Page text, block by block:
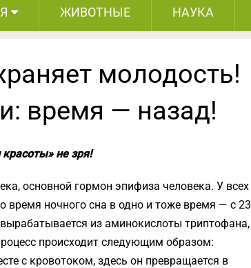
ЖИВОТНЫЕ НАУКА
молодость!
время — назад!
не зря!
основной гормон эпифиза человека. У всех
время ночного сна в одно и тоже время — с 23
из аминокислоты триптофана,
происходит следующим образом:
с кровотоком, здесь он превращается в